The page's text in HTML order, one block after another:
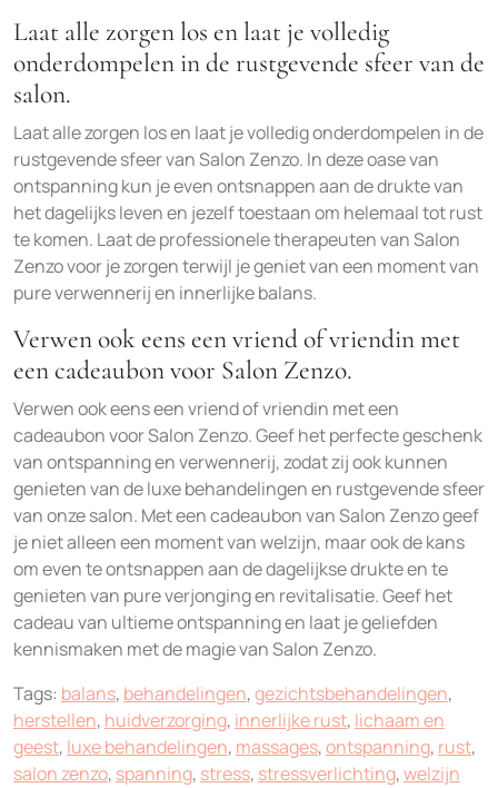
Laat alle zorgen los en laat je volledig
onderdompelen in de rustgevende sfeer van de
salon.
Laat alle zorgen los en laat je volledig onderdompelen in de
rustgevende sfeer van Salon Zenzo. In deze oase van
ontspanning kun je even ontsnappen aan de drukte van
het dagelijks leven en jezelf toestaan om helemaal tot rust
te komen. Laat de professionele therapeuten van Salon
Zenzo voor je zorgen terwijl je geniet van een moment van
pure verwennerij en innerlijke balans.
Verwen ook eens een vriend of vriendin met
een cadeaubon voor Salon Zenzo.
Verwen ook eens een vriend of vriendin met een
cadeaubon voor Salon Zenzo. Geef het perfecte geschenk
van ontspanning en verwennerij, zodat zij ook kunnen
genieten van de luxe behandelingen en rustgevende sfeer
van onze salon. Met een cadeaubon van Salon Zenzo geef
je niet alleen een moment van welzijn, maar ook de kans
om even te ontsnappen aan de dagelijkse drukte en te
genieten van pure verjonging en revitalisatie. Geef het
cadeau van ultieme ontspanning en laat je geliefden
kennismaken met de magie van Salon Zenzo.
Tags: balans, behandelingen,gezichtsbehandelingen,
herstellen, huidverzorging, innerlijke rust, lichaam en
geest, luxe behandelingen, massages,ontspanning, rust,
salon zenzo, spanning, stress, stressverlichting,welzijn